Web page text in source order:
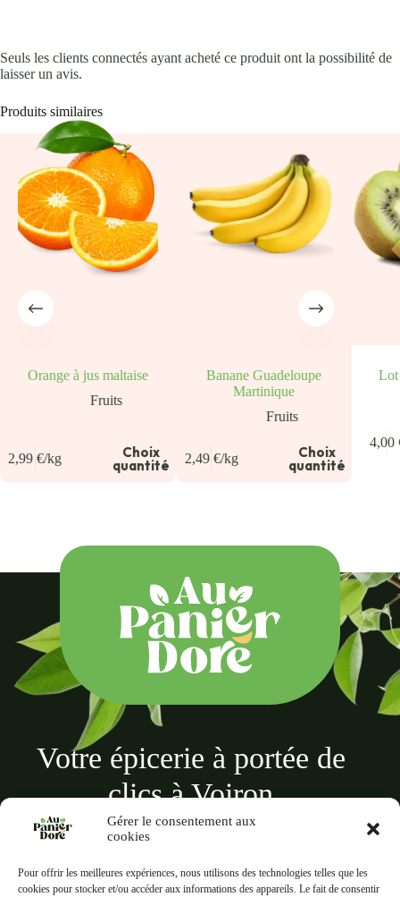
Gérer le consentement aux
cookies
Pour offrir les meilleures expériences, nous utilisons des technologies telles que les
cookies pour stocker et/ou accéder aux informations des appareils. Le fait de consentir
Seuls les clients connectés ayant acheté ce produit ont la possibilité de
laisser un avis.
Produits similaires
Orange à jus maltaise
Fruits
2,99€/kg Choix
quantité
Banane Guadeloupe
Martinique
Fruits
2,49 €/kg Choix
quantité
Lot
4,00
Votre épicerie à portée de
clics à Voiron